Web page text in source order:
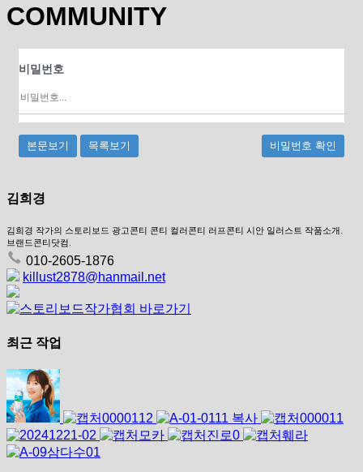
COMMUNITY
비밀번호
본문보기 목록보기 비밀번호 확인
김희경
김희경 작가의 스토리보드 광고콘티 콘티 컬러콘티 러프콘티 시안 일러스트 작품소개.
브랜드콘티닷컴.
010-2605-1876
killust2878@hanmail.net
최근 작업